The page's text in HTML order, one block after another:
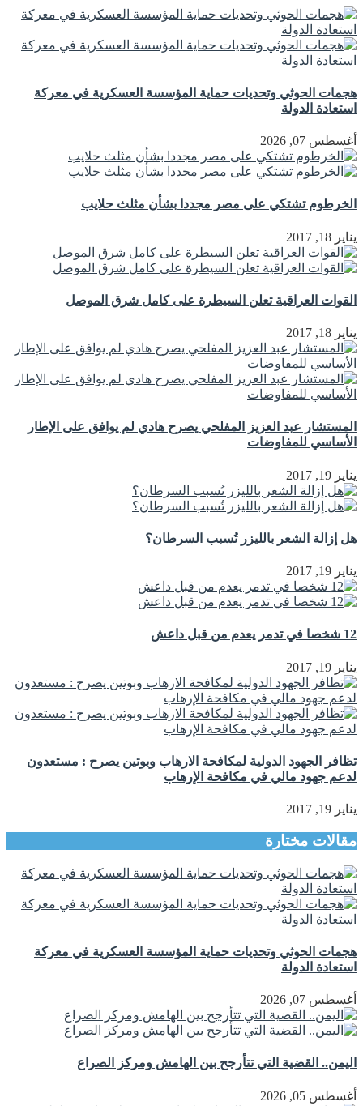
هجمات الحوثي وتحديات حماية المؤسسة العسكرية في معركة
استعادة الدولة
أغسطس 07, 2026
الخرطوم تشتكي على مصر مجددا بشأن مثلث حلايب
يناير 18, 2017
القوات العراقية تعلن السيطرة على كامل شرق الموصل
يناير 18, 2017
المستشار عبد العزيز المفلحي يصرح هادي لم يوافق على الإطار
الأساسي للمفاوضات
يناير 19, 2017
هل إزالة الشعر بالليزر تُسبب السرطان؟
يناير 19, 2017
12 شخصا في تدمر يعدم من قبل داعش
يناير 19, 2017
تظافر الجهود الدولية لمكافحة الارهاب وبوتين يصرح : مستعدون
لدعم جهود مالي في مكافحة الإرهاب
يناير 19, 2017
مقالات مختارة
هجمات الحوثي وتحديات حماية المؤسسة العسكرية في معركة
استعادة الدولة
أغسطس 07, 2026
اليمن.. القضية التي تتأرجح بين الهامش ومركز الصراع
أغسطس 05, 2026